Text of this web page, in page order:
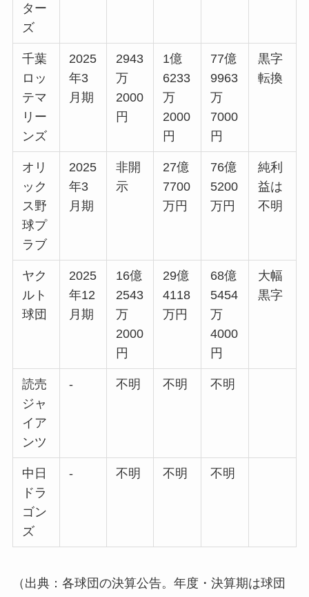
ター
ズ
千葉
ロッ
テマ
リー
ンズ
2025
年3
月期
2943
万
2000
円
1億
6233
万
2000
円
77億
9963
万
7000
円
黒字
転換
オリ
ック
ス野
球プ
ラブ
2025
年3
月期
非開
示
27億
7700
万円
76億
5200
万円
純利
益は
不明
ヤク
ルト
球団
2025
年12
月期
16億
2543
万
2000
円
29億
4118
万円
68億
5454
万
4000
円
大幅
黒字
読売
ジャ
イア
ンツ
- 不明 不明 不明
中日
ドラ
ゴン
ズ
- 不明 不明 不明
（出典：各球団の決算公告。年度・決算期は球団